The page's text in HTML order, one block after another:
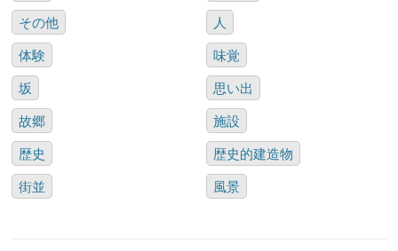
その他
人
体験
味覚
坂
思い出
故郷
施設
歴史
歴史的建造物
街並
風景